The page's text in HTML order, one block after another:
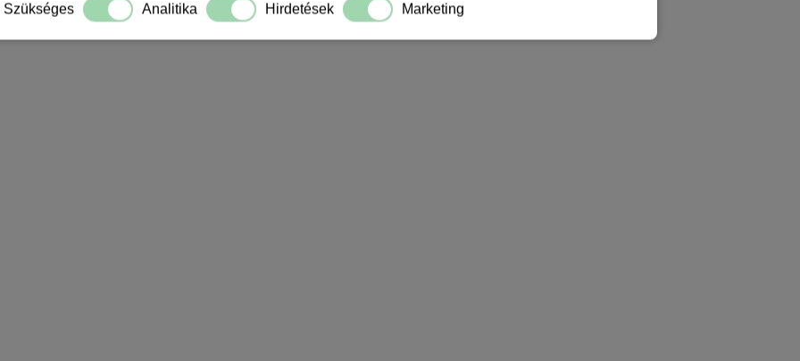
Szükséges Analitika Hirdetések Marketing